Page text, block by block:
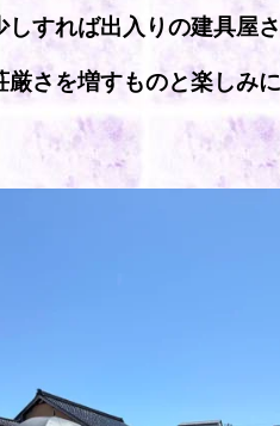
すれば出入りの建具屋
さを増すものと楽しみに